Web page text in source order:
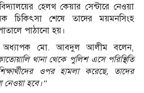
হেলথ কেয়ার সেন্টারে নেওয়া
চিকিৎসা শেষে তাদের ময়মনসিংহ
পাঠানো হয়।
অধ্যাপক মো. আবদুল আলীম বলেন,
থানা থেকে পুলিশ এসে পরিস্থিতি
ওপর হামলা করেছে, তাদের
নেওয়া হবে।”